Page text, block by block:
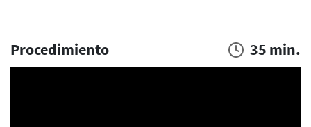
Procedimiento 35 min.